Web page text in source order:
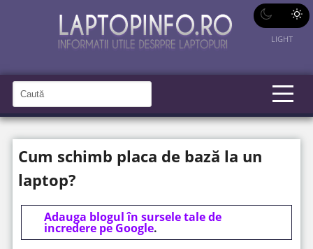
LIGHT
a
u
t
C
a
u
î
n
i
t
Cum schimb placa de bază la un
laptop?
Adauga blogul în sursele tale de
incredere pe Google.